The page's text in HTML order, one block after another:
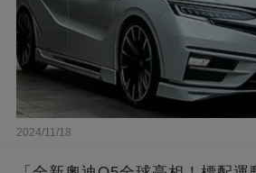
2024/11/18